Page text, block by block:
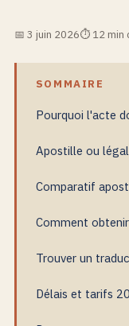
3 juin 2026 12 min
SOMMAIRE
Pourquoi l'acte
Apostille ou
Comparatif
Comment
Trouver un
Délais et tarifs